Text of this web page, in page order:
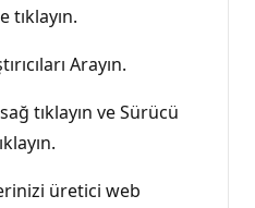
tıklayın.
Arayın.
tıklayın ve Sürücü
üretici web